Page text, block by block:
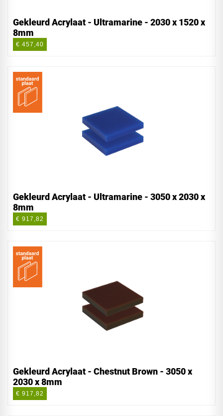
Gekleurd Acrylaat - Ultramarine - 2030 x 1520 x
8mm
€ 457,40
Gekleurd Acrylaat - Ultramarine - 3050 x 2030 x
8mm
€ 917,82
Gekleurd Acrylaat - Chestnut Brown - 3050 x
2030 x 8mm
€ 917,82